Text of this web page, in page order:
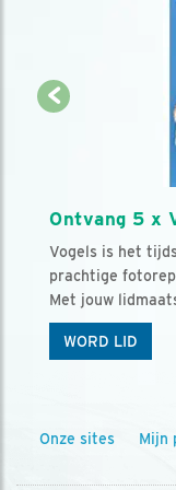
Ontvang 5 x
Vogels is het
prachtige
Met jouw
WORD LID
Onze sites Mijn